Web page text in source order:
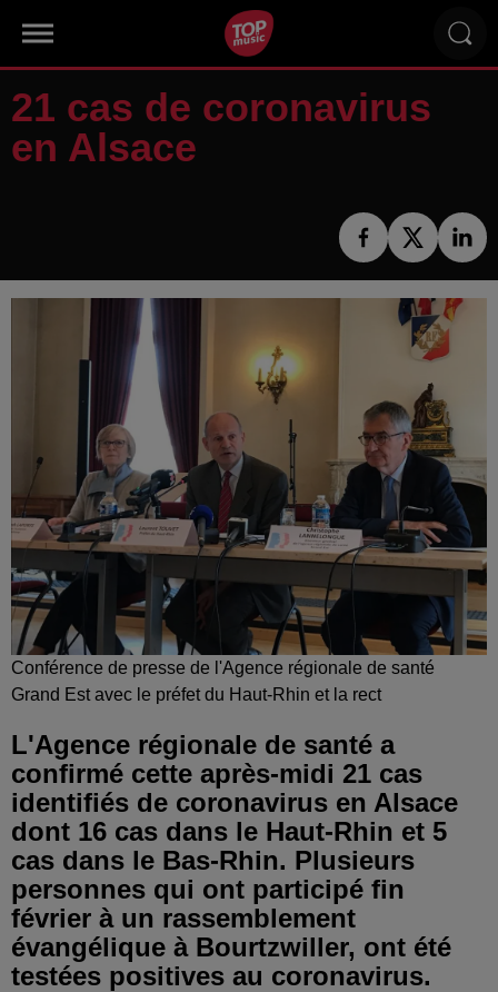
21 cas de coronavirus
en Alsace
Conférence de presse de l'Agence régionale de santé
Grand Est avec le préfet du Haut-Rhin et la rect
L'Agence régionale de santé a
confirmé cette après-midi 21 cas
identifiés de coronavirus en Alsace
dont 16 cas dans le Haut-Rhin et 5
cas dans le Bas-Rhin. Plusieurs
personnes qui ont participé fin
février à un rassemblement
évangélique à Bourtzwiller, ont été
testées positives au coronavirus.